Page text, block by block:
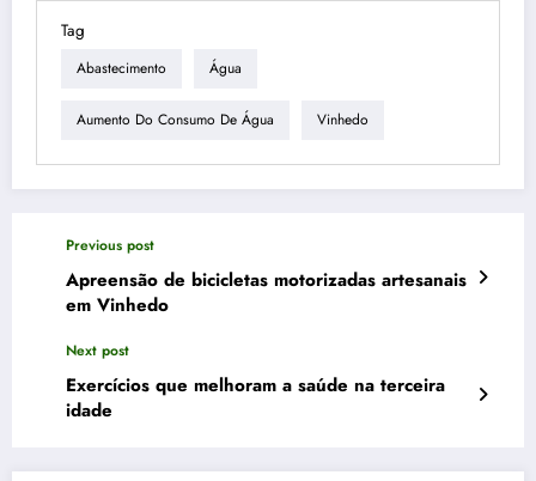
Tag
Abastecimento Água
Aumento Do Consumo De Água Vinhedo
Previous post
Apreensão de bicicletas motorizadas artesanais
em Vinhedo
Next post
Exercícios que melhoram a saúde na terceira
idade